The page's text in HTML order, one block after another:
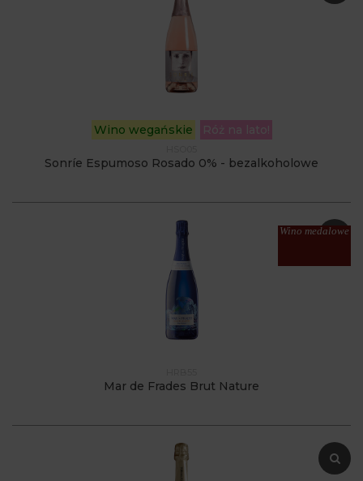
Wino wegańskie Róż na lato!
Sonríe Espumoso Rosado 0% - bezalkoholowe
Wino medalowe
Mar de Frades Brut Nature